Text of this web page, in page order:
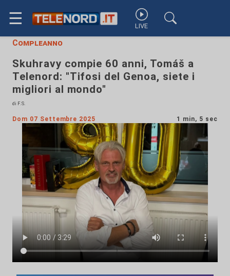
☰ LIVE
Compleanno
Skuhravy compie 60 anni, Tomáš a
Telenord: "Tifosi del Genoa, siete i
migliori al mondo"
di F.S.
Dom 07 Settembre 2025 1 min, 5 sec